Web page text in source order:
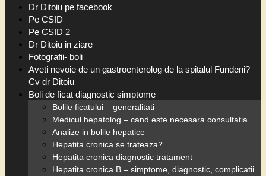
Dr Ditoiu pe facebook
Pe CSID
Pe CSID 2
Dr Ditoiu in ziare
Fotografii- boli
Aveti nevoie de un gastroenterolog de la spitalul Fundeni?
Cv dr Ditoiu
Boli de ficat diagnostic simptome
Bolile ficatului – generalitati
Medicul hepatolog – cand este necesara consultatia
Analize in bolile hepatice
Hepatita cronica se trateaza?
Hepatita cronica diagnostic tratament
Hepatita cronica B – simptome, diagnostic, complicatii